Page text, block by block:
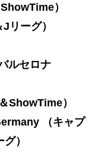
）
ーグ）
ルセロナ
ShowTime）
（キャプ
）